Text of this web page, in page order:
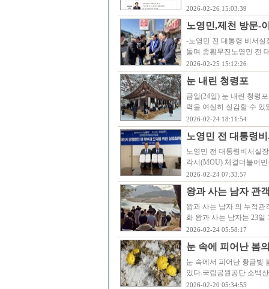
2026-02-26 15:03:39
노영민,제천 방문-
-노영민 전 대통령 비서실
돌며 종횡무진노영민 전
2026-02-25 15:12:26
눈 내린 청령포
금일(24일) 눈 내린 청령
력을 여실히 실감할 수
2026-02-24 18:11:54
노영민 전 대통령
노영민 전 대통령비서실
각서(MOU) 체결더불어
2026-02-24 07:33:57
왕과 사는 남자 관
왕과 사는 남자 의 누적관
화 왕과 사는 남자는 23
2026-02-24 05:58:17
눈 속에 피어난 봄
눈 속에서 피어난 황금빛
있다.국립공원공단 소백
2026-02-20 05:34:55